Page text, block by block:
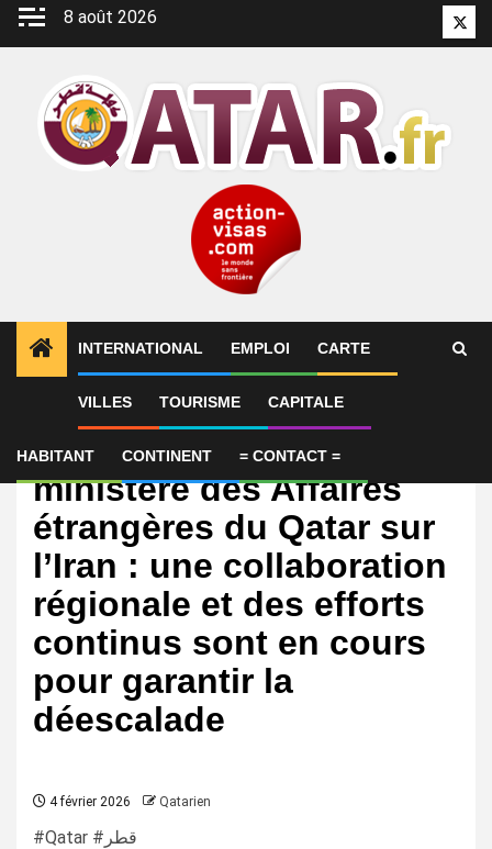
Aller
8 août 2026
INTERNATIONAL EMPLOI CARTE
VILLES TOURISME CAPITALE
HABITANT CONTINENT = CONTACT =
International
Le porte-parole du
ministère des Affaires
étrangères du Qatar sur
l’Iran : une collaboration
régionale et des efforts
continus sont en cours
pour garantir la
déescalade
4 février 2026 Qatarien
#Qatar #قطر